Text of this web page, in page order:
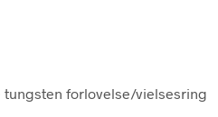
tungsten forlovelse/vielsesring